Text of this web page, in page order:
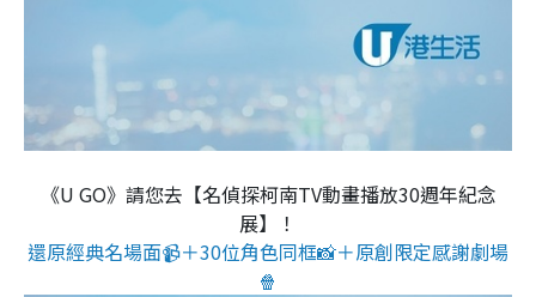
《U GO》請您去【名偵探柯南TV動畫播放30週年紀念
展】！
還原經典名場面📹＋30位角色同框📸＋原創限定感謝劇場
🍿